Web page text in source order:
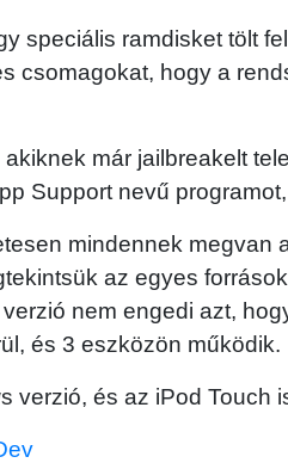
speciális ramdisket tölt
csomagokat, hogy a
már jailbreakelt
Support nevű
mindennek megvan
az egyes
nem engedi azt,
és 3 eszközön működik.
verzió, és az iPod Touch